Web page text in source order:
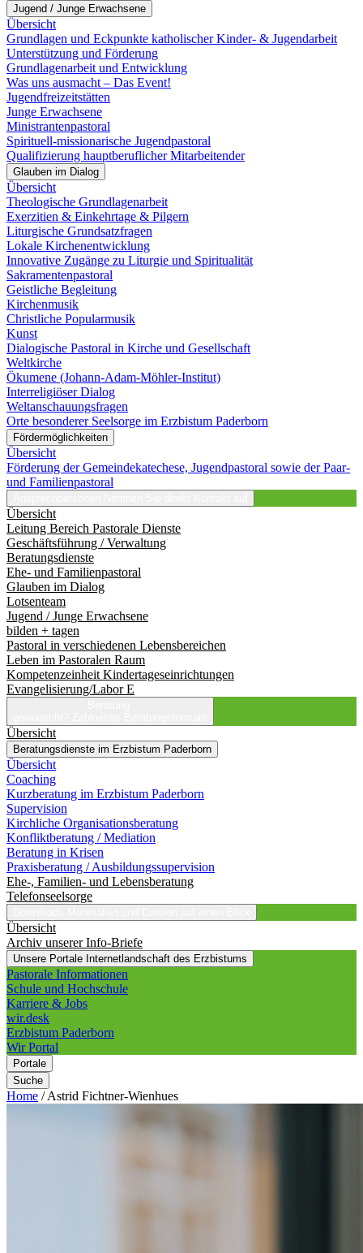
Jugend / Junge Erwachsene
Übersicht
Grundlagen und Eckpunkte katholischer Kinder- & Jugendarbeit
Unterstützung und Förderung
Grundlagenarbeit und Entwicklung
Was uns ausmacht – Das Event!
Jugendfreizeitstätten
Junge Erwachsene
Ministrantenpastoral
Spirituell-missionarische Jugendpastoral
Qualifizierung hauptberuflicher Mitarbeitender
Glauben im Dialog
Übersicht
Theologische Grundlagenarbeit
Exerzitien & Einkehrtage & Pilgern
Liturgische Grundsatzfragen
Lokale Kirchenentwicklung
Innovative Zugänge zu Liturgie und Spiritualität
Sakramentenpastoral
Geistliche Begleitung
Kirchenmusik
Christliche Popularmusik
Kunst
Dialogische Pastoral in Kirche und Gesellschaft
Weltkirche
Ökumene (Johann-Adam-Möhler-Institut)
Interreligiöser Dialog
Weltanschauungsfragen
Orte besonderer Seelsorge im Erzbistum Paderborn
Fördermöglichkeiten
Übersicht
Förderung der Gemeindekatechese, Jugendpastoral sowie der Paar-
und Familienpastoral
Übersicht
Leitung Bereich Pastorale Dienste
Geschäftsführung / Verwaltung
Beratungsdienste
Ehe- und Familienpastoral
Glauben im Dialog
Lotsenteam
Jugend / Junge Erwachsene
bilden + tagen
Pastoral in verschiedenen Lebensbereichen
Leben im Pastoralen Raum
Kompetenzeinheit Kindertageseinrichtungen
Evangelisierung/Labor E
Übersicht
Beratungsdienste im Erzbistum Paderborn
Übersicht
Coaching
Kurzberatung im Erzbistum Paderborn
Supervision
Kirchliche Organisationsberatung
Konfliktberatung / Mediation
Beratung in Krisen
Praxisberatung / Ausbildungssupervision
Ehe-, Familien- und Lebensberatung
Telefonseelsorge
Übersicht
Archiv unserer Info-Briefe
Unsere Portale Internetlandschaft des Erzbistums
Pastorale Informationen
Schule und Hochschule
Karriere & Jobs
wir.desk
Erzbistum Paderborn
Wir Portal
Portale
Suche
Home /Astrid Fichtner-Wienhues